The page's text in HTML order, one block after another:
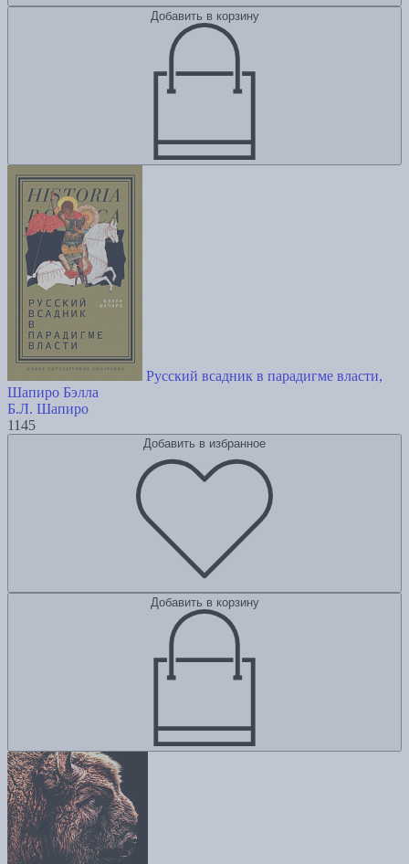
Добавить в корзину
Русский всадник в парадигме власти,
Шапиро Бэлла
Б.Л. Шапиро
1145
Добавить в избранное
Добавить в корзину